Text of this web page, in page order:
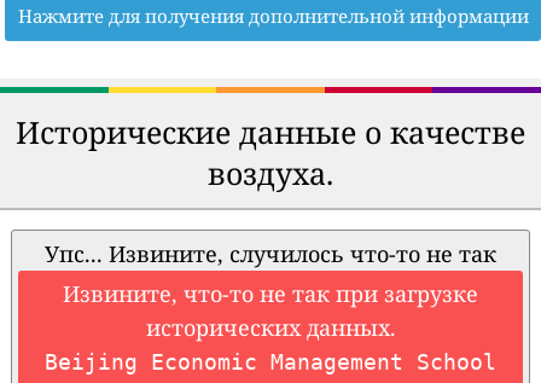
Нажмите для получения дополнительной информации
Исторические данные о качестве
воздуха.
Упс... Извините, случилось что-то не так
Извините, что-то не так при загрузке
исторических данных.
Beijing Economic Management School